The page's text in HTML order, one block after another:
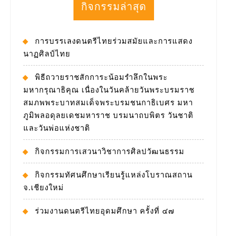
กิจกรรมล่าสุด
การบรรเลงดนตรีไทยร่วมสมัยและการแสดง
นาฏศิลป์ไทย
พิธีถวายราชสักการะน้อมรำลึกในพระ
มหากรุณาธิคุณ เนื่องในวันคล้ายวันพระบรมราช
สมภพพระบาทสมเด็จพระบรมชนกาธิเบศร มหา
ภูมิพลอดุลยเดชมหาราช บรมนาถบพิตร วันชาติ
และวันพ่อแห่งชาติ
กิจกรรมการเสวนาวิชาการศิลปวัฒนธรรม
กิจกรรมทัศนศึกษาเรียนรู้แหล่งโบราณสถาน
จ.เชียงใหม่
ร่วมงานดนตรีไทยอุดมศึกษา ครั้งที่ ๔๗